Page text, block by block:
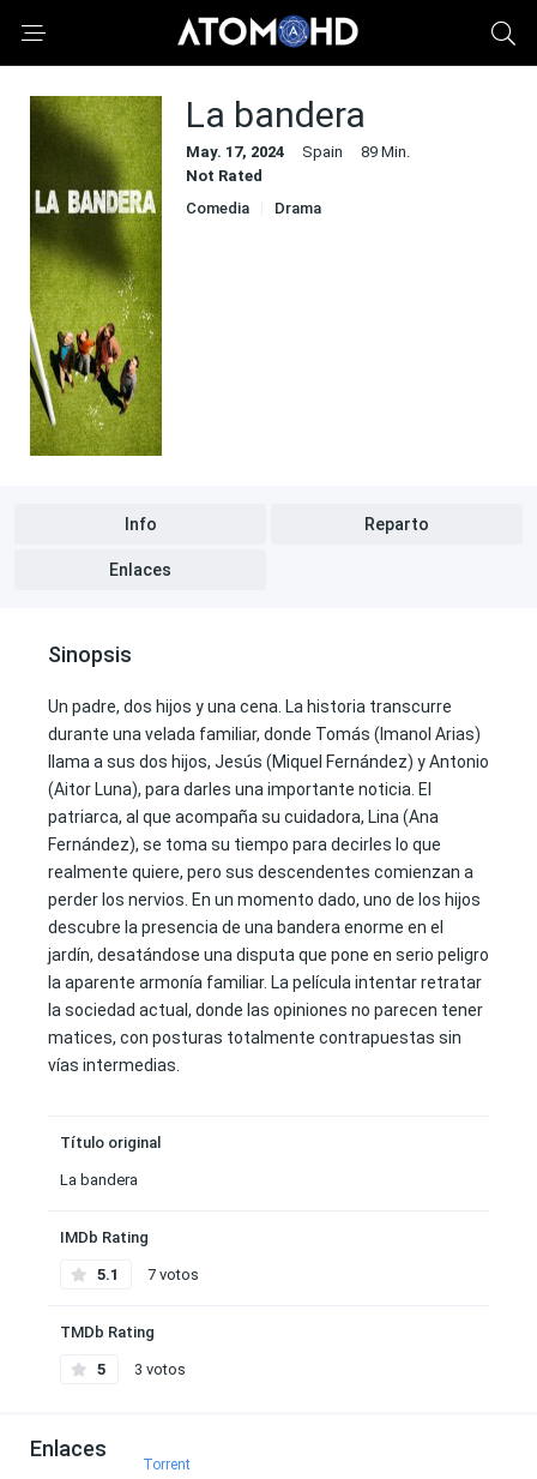
La bandera
May. 17, 2024 Spain
89 Min.
Not Rated
Comedia
Drama
Info Reparto
Enlaces
Sinopsis
Un padre, dos hijos y una cena. La historia transcurre
durante una velada familiar, donde Tomás (Imanol Arias)
llama a sus dos hijos, Jesús (Miquel Fernández) y Antonio
(Aitor Luna), para darles una importante noticia. El
patriarca, al que acompaña su cuidadora, Lina (Ana
Fernández), se toma su tiempo para decirles lo que
realmente quiere, pero sus descendentes comienzan a
perder los nervios. En un momento dado, uno de los hijos
descubre la presencia de una bandera enorme en el
jardín, desatándose una disputa que pone en serio peligro
la aparente armonía familiar. La película intentar retratar
la sociedad actual, donde las opiniones no parecen tener
matices, con posturas totalmente contrapuestas sin
vías intermedias.
Título original
La bandera
IMDb Rating
5.1 7 votos
TMDb Rating
5 3 votos
Enlaces
Torrent